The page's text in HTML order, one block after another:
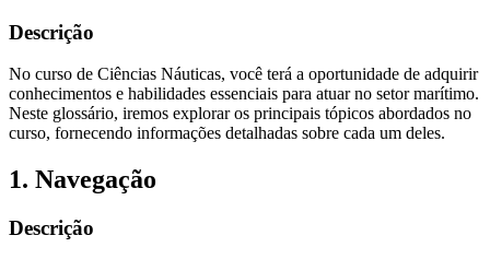
Descrição
No curso de Ciências Náuticas, você terá a oportunidade de adquirir
conhecimentos e habilidades essenciais para atuar no setor marítimo.
Neste glossário, iremos explorar os principais tópicos abordados no
curso, fornecendo informações detalhadas sobre cada um deles.
1. Navegação
Descrição